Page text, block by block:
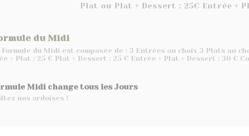
Plat ou Plat + Dessert : 25€ Entrée +
du Midi
du Midi est composée de : 3 Entrées au choix 3 Plats au
+ Plat : 25 € Plat + Dessert : 25 € Entrée + Plat + Dessert : 30 €
Midi change tous les Jours
nos ardoises !